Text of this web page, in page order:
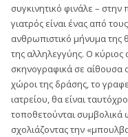
συγκινητικό φινάλε –
γιατρός είναι ένας από
ανθρωπιστικό μήνυμα της
της αλληλεγγύης. Ο
σκηνογραφικά σε αίθουσα
χώροι της δράσης, το
ιατρείου, θα είναι
τοποθετούνται συμβολικά
σχολιάζοντας την